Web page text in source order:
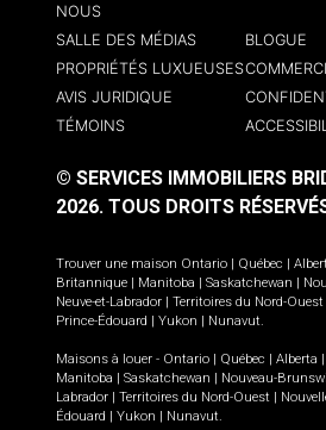
NOUS
SALLE DES MÉDIAS
BLOGUE
PROPRIÉTÉS LUXUEUSES
AVIS JURIDIQUE
TÉMOINS
© SERVICES IMMOBILIERS
2026. TOUS DROITS
Trouver une maison Ontario Québec
Britannique
Manitoba Saskatchewan
Neuve-et-Labrador
Territoires du Nord-Ouest
Prince-Édouard
Yukon Nunavut.
Maisons à louer - Ontario Québec Alberta
Manitoba
Saskatchewan Nouveau-
Labrador
Territoires du Nord-Ouest
Édouard
Yukon Nunavut.